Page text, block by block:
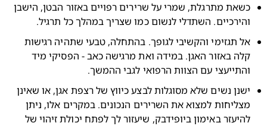
כשאת מתרגלת, שמרי על שרירים רפויים באזור הבטן, הישבן
השתדלי לנשום כמו שצריך במהלך כל תרגיל.
אל תגזימי והקשיבי לגופך. בהתחלה, טבעי שתהיה רגישות
קלה באזור האגן. במידה ואת מרגישה כאב - הפסיקי מיד
עם הצוות הרפואי לגבי ההמשך.
ישנן נשים שלא מסוגלות לבצע כיווץ של רצפת אגן, או שאינן
להיעזר באימון ביופידבק, שיעזור לך לפתח יכולת זיהוי של